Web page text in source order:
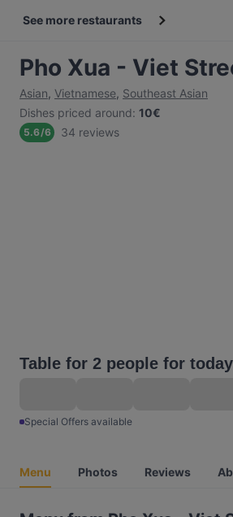
See more restaurants
Pho Xua - Viet
Asian, Vietnamese, Southeast Asian
Dishes priced around: 10€
5.6/6 34 reviews
Table for 2 people for today
Special Offers available
Menu Photos Reviews